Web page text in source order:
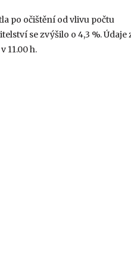
po očištění od vlivu počtu
se zvýšilo o 4,3 %. Údaje
11.00 h.